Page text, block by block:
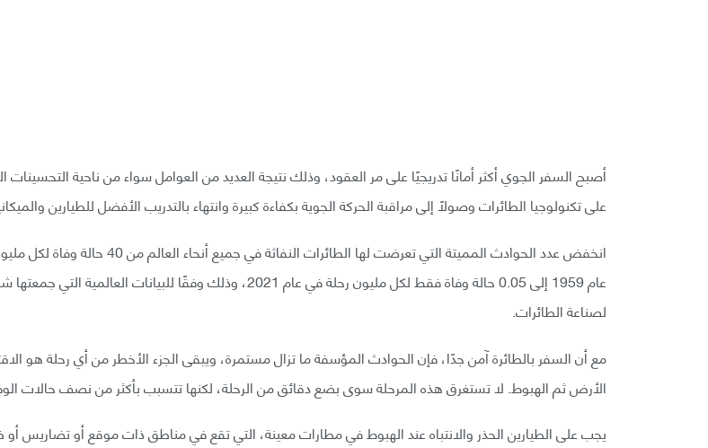
أصبح السفر الجوي أكثر أمانًا تدريجيًا على مر العقود، وذلك نتيجة العديد من العوامل سواء من ناحية التحسينات
على تكنولوجيا الطائرات وصولًا إلى مراقبة الحركة الجوية بكفاءة كبيرة وانتهاء بالتدريب الأفضل للطيارين
انخفض عدد الحوادث المميتة التي تعرضت لها الطائرات النفاثة في جميع
عام 1959 إلى 0.05 حالة وفاة فقط لكل مليون رحلة في عام 2021، وذلك وفقًا للبيانات العالمية
لصناعة الطائرات.
مع أن السفر بالطائرة آمن جدًا، فإن الحوادث المؤسفة ما تزال مستمرة، ويبقى الجزء الأخطر من أي رحلة هو
الأرض ثم الهبوط. لا تستغرق هذه المرحلة سوى بضع دقائق من الرحلة، لكنها تتسبب بأكثر من نصف حالات
يجب على الطيارين الحذر والانتباه عند الهبوط في مطارات معينة، التي تقع في مناطق ذات موقع أو تضاريس